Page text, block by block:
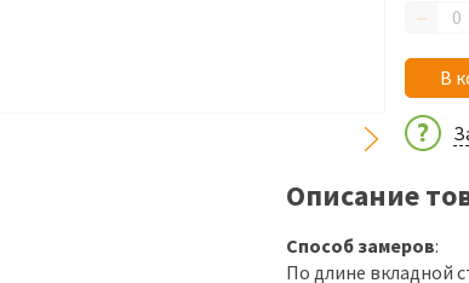
–
В
Описание
Способ замеров:
По длине вкладной